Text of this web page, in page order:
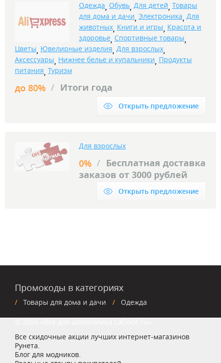
Одежда, Обувь, Для детей, Товары
для дома и дачи, Электроника, Для
животных, Книги и игры, Красота и
здоровье, Спортивные товары,
Цветы, Ювелирные изделия, Для взрослых,
Аксессуары, Нижнее белье и купальники, Продукты
питания, Туризм
до 80% / Итоги года
Открыть предложение
Для взрослых
0% / Бесплатная доставка
заказов от 3000 рублей
Открыть предложение
Промокоды в категориях
Товары для дома и дачи Одежда
Все скидочные акции лучших интернет-магазинов
Рунета.
Блог для модников.